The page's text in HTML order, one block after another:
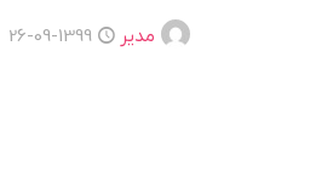
مدیر 1399-09-26